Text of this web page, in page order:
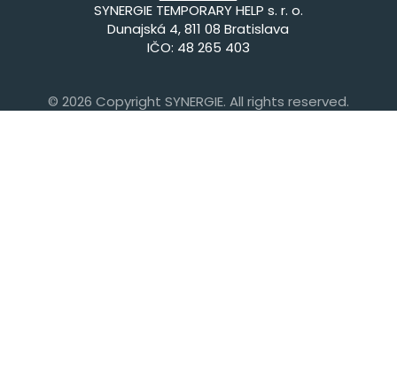
SYNERGIE TEMPORARY HELP s. r. o.
Dunajská 4, 811 08 Bratislava
IČO: 48 265 403
© 2026 Copyright SYNERGIE. All rights reserved.